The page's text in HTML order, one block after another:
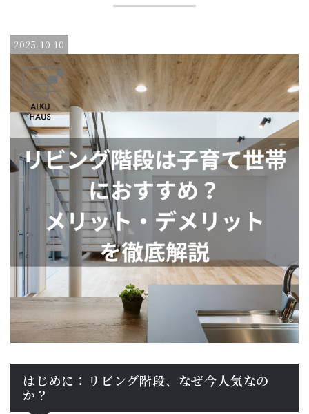
2025-10-10
はじめに：リビング階段、なぜ今人気なの
か？